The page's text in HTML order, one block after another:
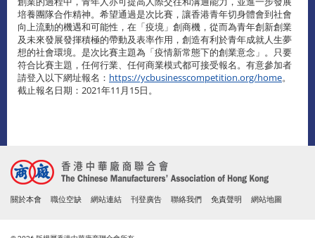
培養團隊合作精神。希望通過是次比賽，讓香港青年切身體會到社會
向上流動的機遇和可能性，在「疫境」創商機，從而為青年創新創業
及未來發展發揮積極的帶動及表率作用，創造有利於青年成就人生夢
想的社會環境。是次比賽主題為「疫情新常態下的創業意念」。只要
符合比賽主題，任何行業、任何商業模式都可接受報名。有意參加者
請登入以下網址報名： https://ycbusinesscompetition.org/home。
截止報名日期：2021年11月15日。
關於本會 職位空缺 網站連結 刊登廣告 聯絡我們 免責聲明 網站地圖